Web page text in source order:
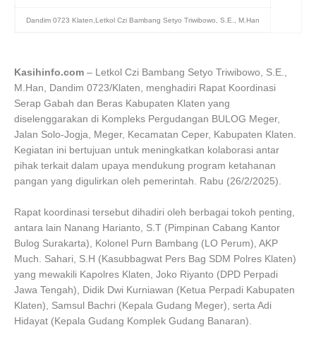
Dandim 0723 Klaten,Letkol Czi Bambang Setyo Triwibowo, S.E., M.Han
Kasihinfo.com – Letkol Czi Bambang Setyo Triwibowo, S.E.,
M.Han, Dandim 0723/Klaten, menghadiri Rapat Koordinasi
Serap Gabah dan Beras Kabupaten Klaten yang
diselenggarakan di Kompleks Pergudangan BULOG Meger,
Jalan Solo-Jogja, Meger, Kecamatan Ceper, Kabupaten Klaten.
Kegiatan ini bertujuan untuk meningkatkan kolaborasi antar
pihak terkait dalam upaya mendukung program ketahanan
pangan yang digulirkan oleh pemerintah. Rabu (26/2/2025).
Rapat koordinasi tersebut dihadiri oleh berbagai tokoh penting,
antara lain Nanang Harianto, S.T (Pimpinan Cabang Kantor
Bulog Surakarta), Kolonel Purn Bambang (LO Perum), AKP
Much. Sahari, S.H (Kasubbagwat Pers Bag SDM Polres Klaten)
yang mewakili Kapolres Klaten, Joko Riyanto (DPD Perpadi
Jawa Tengah), Didik Dwi Kurniawan (Ketua Perpadi Kabupaten
Klaten), Samsul Bachri (Kepala Gudang Meger), serta Adi
Hidayat (Kepala Gudang Komplek Gudang Banaran).